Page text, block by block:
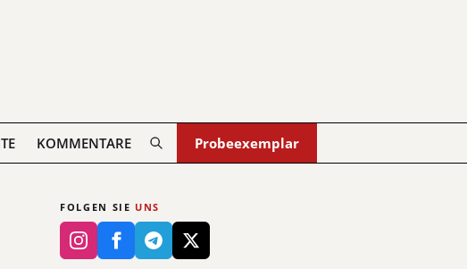
KOMMENTARE Probeexemplar
FOLGEN SIE UNS